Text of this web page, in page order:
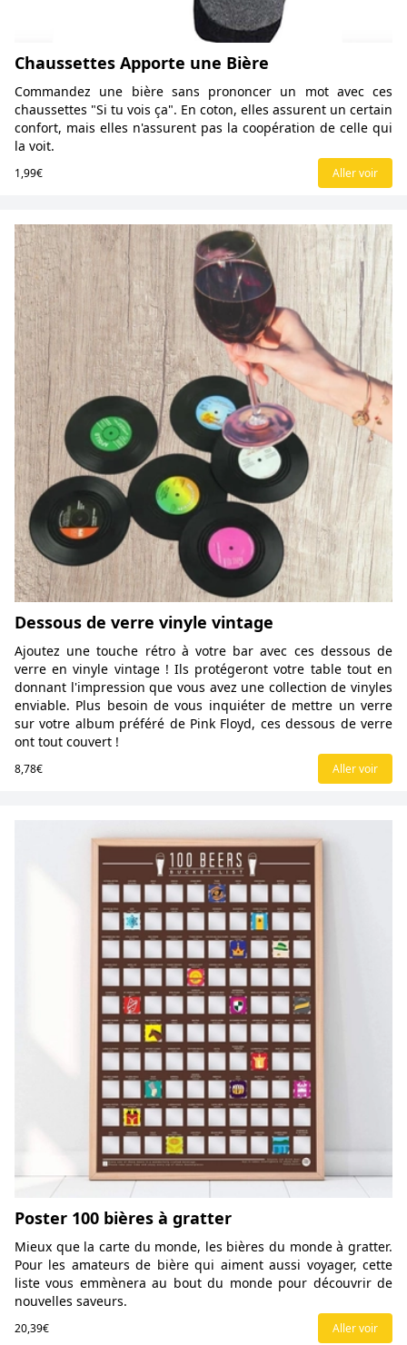
Chaussettes Apporte une Bière
Commandez une bière sans prononcer un mot avec ces
chaussettes "Si tu vois ça". En coton, elles assurent un certain
confort, mais elles n'assurent pas la coopération de celle qui
la voit.
1,99€ Aller voir
Dessous de verre vinyle vintage
Ajoutez une touche rétro à votre bar avec ces dessous de
verre en vinyle vintage ! Ils protégeront votre table tout en
donnant l'impression que vous avez une collection de vinyles
enviable. Plus besoin de vous inquiéter de mettre un verre
sur votre album préféré de Pink Floyd, ces dessous de verre
ont tout couvert !
8,78€ Aller voir
Poster 100 bières à gratter
Mieux que la carte du monde, les bières du monde à gratter.
Pour les amateurs de bière qui aiment aussi voyager, cette
liste vous emmènera au bout du monde pour découvrir de
nouvelles saveurs.
20,39€ Aller voir